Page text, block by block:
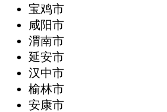
宝鸡市
咸阳市
渭南市
延安市
汉中市
榆林市
安康市